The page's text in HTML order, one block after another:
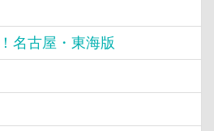
名古屋・東海版